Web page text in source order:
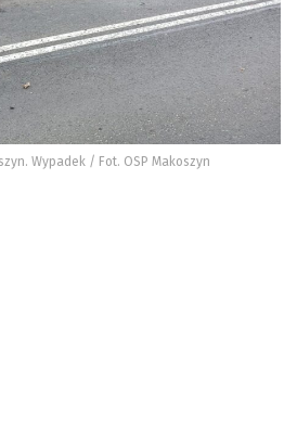
Wypadek / Fot. OSP Makoszyn